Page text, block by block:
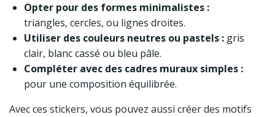
Opter pour des formes minimalistes :
triangles, cercles, ou lignes droites.
Utiliser des couleurs neutres ou pastels : gris
clair, blanc cassé ou bleu pâle.
Compléter avec des cadres muraux simples :
pour une composition équilibrée.
Avec ces stickers, vous pouvez aussi créer des motifs